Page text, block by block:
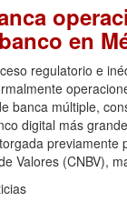
en
regulatorio e
banca múltiple,
digital más
previamente
Valores (CNBV),